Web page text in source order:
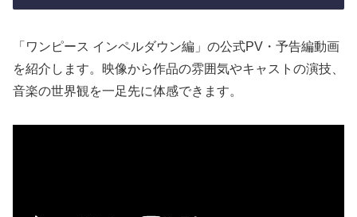
「ワンピース インペルダウン編」の公式PV・予告編動画
を紹介します。映像から作品の雰囲気やキャストの演技、
音楽の世界観を一足先に体感できます。